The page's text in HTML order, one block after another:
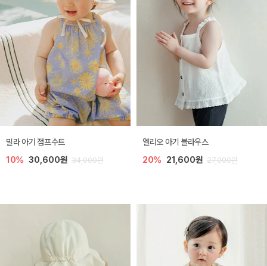
밀라 아기 점프수트
10% 30,600원 34,000원
엘리오 아기 블라우스
20% 21,600원 27,000원